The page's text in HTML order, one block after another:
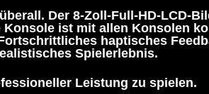
Der 8-Zoll-Full-HD-LCD-
ist mit allen Konsolen
haptisches
Spielerlebnis.
Leistung zu spielen.